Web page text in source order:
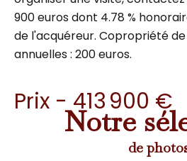
900 euros dont 4.78 %
de l'acquéreur. Copropriété
annuelles : 200 euros.
Prix - 413 900 €
Notre
de